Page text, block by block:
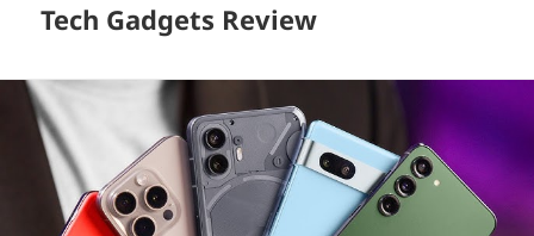
Tech Gadgets Review